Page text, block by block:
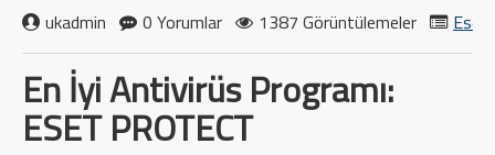
ukadmin 0 Yorumlar 1387 Görüntülemeler Eset
En İyi Antivirüs Programı:
ESET PROTECT